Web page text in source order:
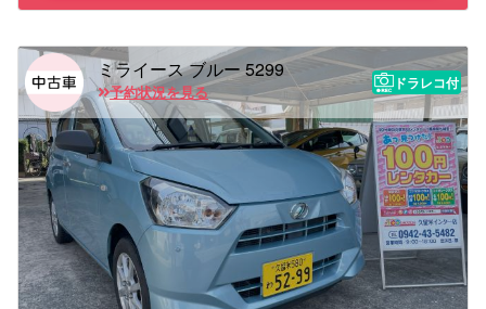
ミライース ブルー 5299
予約状況を見る
ドラレコ付